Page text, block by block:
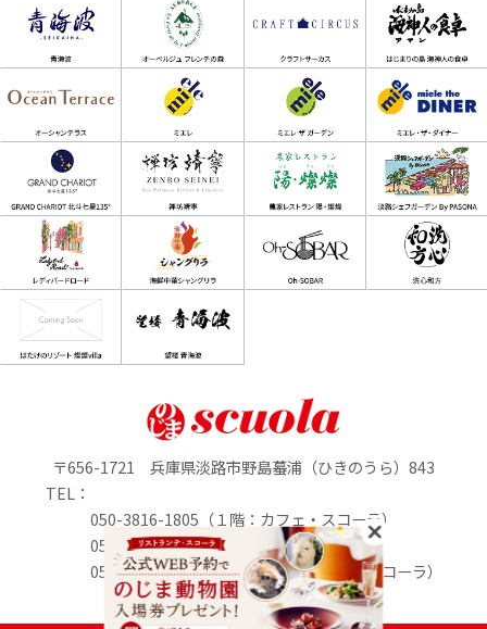
〒656-1721 兵庫県淡路市野島蟇浦（ひきのうら）843
TEL：
050-3816-1805（１階：カフェ・スコーラ）
050-3816-0895（1階：のじまマルシェ）
050-3816-2213（２階：リストランテ・スコーラ）
定休日：水曜日